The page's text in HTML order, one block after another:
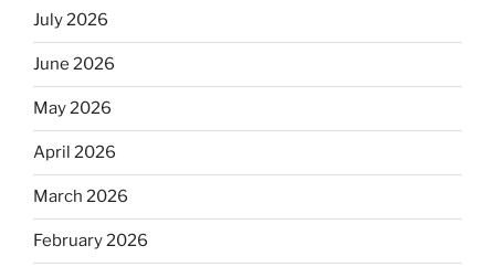
July 2026
June 2026
May 2026
April 2026
March 2026
February 2026